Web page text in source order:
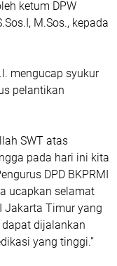
ketum DPW
M.Sos., kepada
mengucap syukur
pelantikan
SWT atas
pada hari ini kita
DPD BKPRMI
ucapkan selamat
Jakarta Timur yang
dijalankan
yang tinggi.”